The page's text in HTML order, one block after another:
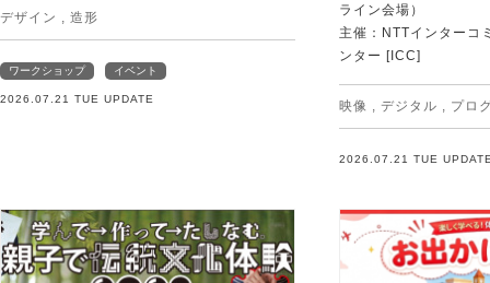
デザイン 造形
ワークショップ イベント
2026.07.21 TUE UPDATE
ライン会場）
主催：NTTインターコ
ンター [ICC]
映像 デジタル プロ
2026.07.21 TUE